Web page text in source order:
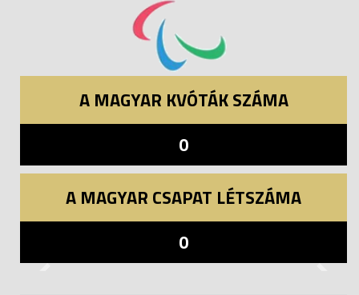
A MAGYAR KVÓTÁK SZÁMA
0
A MAGYAR CSAPAT LÉTSZÁMA
0